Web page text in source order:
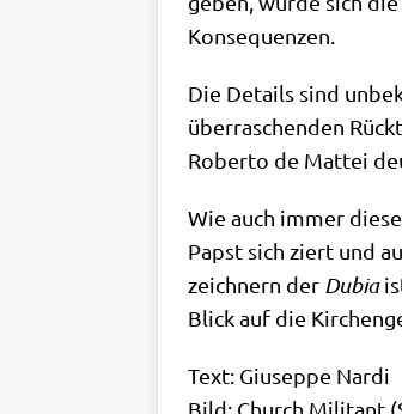
Konsequenzen.
Die Details sind
über­ra­schen­den
Rober­to de Mat­tei
Wie auch immer
Papst sich ziert und
zeich­nern der Dubia
Blick auf die
Text: Giu­sep­pe Nardi